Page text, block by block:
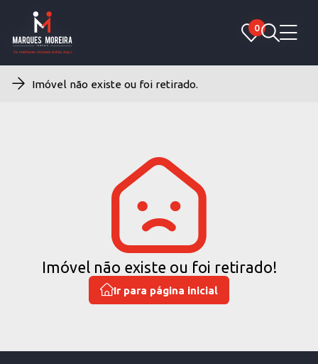
0
0
Imóvel não existe ou foi retirado.
Imóvel não existe ou foi retirado!
Ir para página inicial